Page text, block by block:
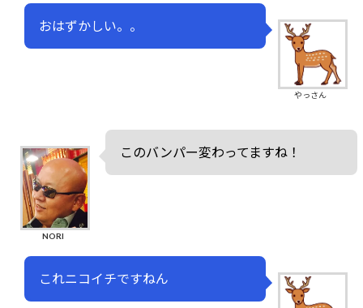
おはずかしい。。
やっさん
このバンパー変わってますね！
NORI
これニコイチですねん